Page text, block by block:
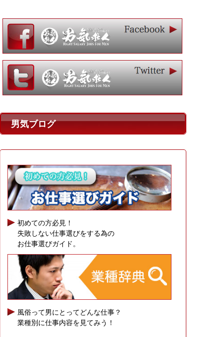
男気ブログ
初めての方必見！
失敗しない仕事選びをする為の
お仕事選びガイド。
風俗って男にとってどんな仕事？
業種別に仕事内容を見てみう！